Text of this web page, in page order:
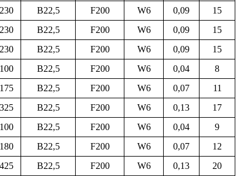
B22,5 F200 W6 0,09
15
B22,5 F200 W6 0,09
15
B22,5 F200 W6 0,09
15
B22,5 F200 W6 0,04
8
B22,5 F200 W6 0,07
11
B22,5 F200 W6 0,13
17
B22,5 F200 W6 0,04
9
B22,5 F200 W6 0,07
12
B22,5 F200 W6 0,13
20